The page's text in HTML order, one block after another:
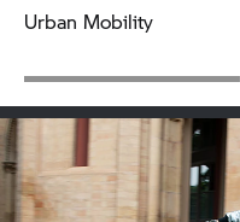
Urban Mobility